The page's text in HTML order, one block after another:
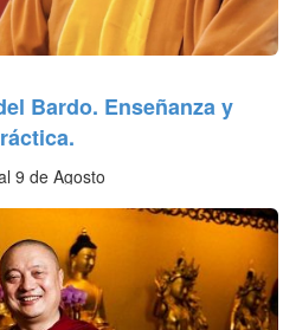
Bardo. Enseñanza y
9 de Agosto
Y ONLINE